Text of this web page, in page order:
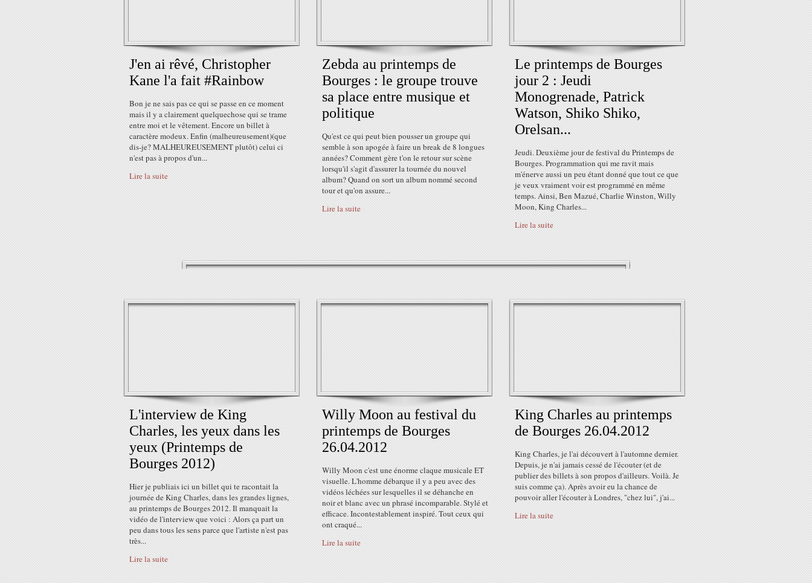
J'en ai rêvé, Christopher
Kane l'a fait #Rainbow
Bon je ne sais pas ce qui se passe en ce moment
mais il y a clairement quelquechose qui se trame
entre moi et le vêtement. Encore un billet à
caractère modeux. Enfin (malheureusement)(que
dis-je? MALHEUREUSEMENT plutôt) celui ci
n'est pas à propos d'un...
Lire la suite
Zebda au printemps de
Bourges : le groupe trouve
sa place entre musique et
politique
Qu'est ce qui peut bien pousser un groupe qui
semble à son apogée à faire un break de 8 longues
années? Comment gère t'on le retour sur scène
lorsqu'il s'agit d'assurer la tournée du nouvel
album? Quand on sort un album nommé second
tour et qu'on assure...
Lire la suite
Le printemps de Bourges
jour 2 : Jeudi
Monogrenade, Patrick
Watson, Shiko Shiko,
Orelsan...
Jeudi. Deuxième jour de festival du Printemps de
Bourges. Programmation qui me ravit mais
m'énerve aussi un peu étant donné que tout ce que
je veux vraiment voir est programmé en même
temps. Ainsi, Ben Mazué, Charlie Winston, Willy
Moon, King Charles...
Lire la suite
L'interview de King
Charles, les yeux dans les
yeux (Printemps de
Bourges 2012)
Hier je publiais ici un billet qui te racontait la
journée de King Charles, dans les grandes lignes,
au printemps de Bourges 2012. Il manquait la
vidéo de l'interview que voici : Alors ça part un
peu dans tous les sens parce que l'artiste n'est pas
très...
Lire la suite
Willy Moon au festival du
printemps de Bourges
26.04.2012
Willy Moon c'est une énorme claque musicale ET
visuelle. L'homme débarque il y a peu avec des
vidéos léchées sur lesquelles il se déhanche en
noir et blanc avec un phrasé incomparable. Stylé et
efficace. Incontestablement inspiré. Tout ceux qui
ont craqué...
Lire la suite
King Charles au printemps
de Bourges 26.04.2012
King Charles, je l'ai découvert à l'automne dernier.
Depuis, je n'ai jamais cessé de l'écouter (et de
publier des billets à son propos d'ailleurs. Voilà. Je
suis comme ça). Après avoir eu la chance de
pouvoir aller l'écouter à Londres, "chez lui", j'ai...
Lire la suite